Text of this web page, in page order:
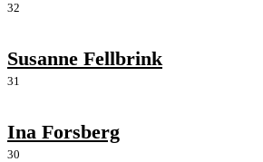
32
Susanne Fellbrink
31
Ina Forsberg
30